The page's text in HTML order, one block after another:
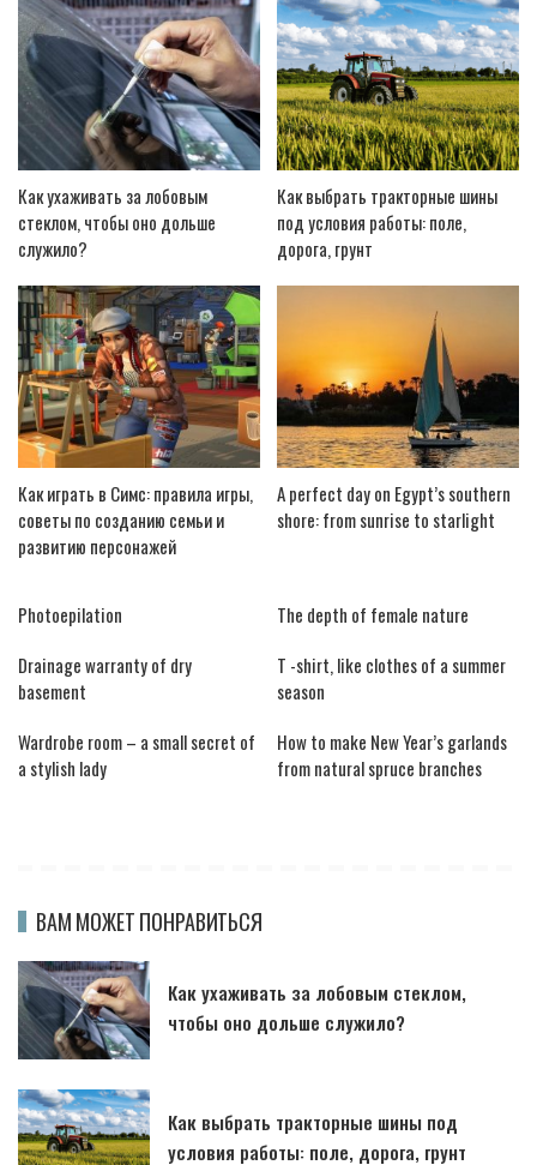
Как ухаживать за лобовым
стеклом, чтобы оно дольше
служило?
Как выбрать тракторные шины
под условия работы: поле,
дорога, грунт
Как играть в Симс: правила игры,
советы по созданию семьи и
развитию персонажей
A perfect day on Egypt’s southern
shore: from sunrise to starlight
Photoepilation
The depth of female nature
Drainage warranty of dry
basement
T -shirt, like clothes of a summer
season
Wardrobe room – a small secret of
a stylish lady
How to make New Year’s garlands
from natural spruce branches
ВАМ МОЖЕТ ПОНРАВИТЬСЯ
Как ухаживать за лобовым стеклом,
чтобы оно дольше служило?
Как выбрать тракторные шины под
условия работы: поле, дорога, грунт